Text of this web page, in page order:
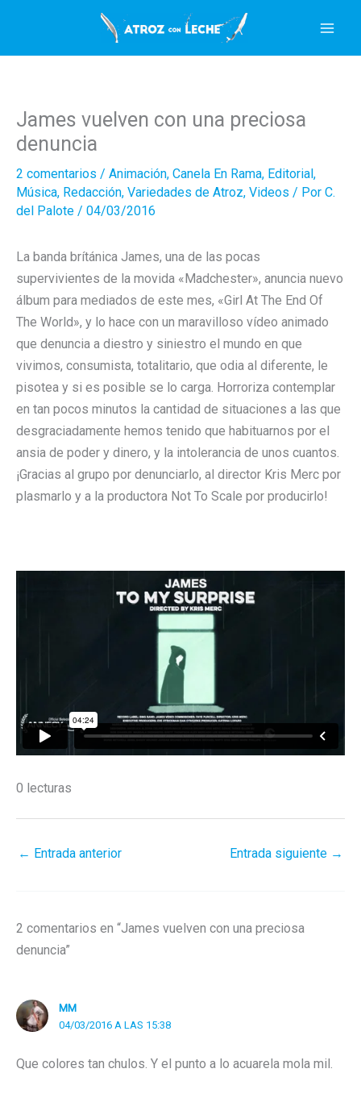
contenido
James vuelven con una preciosa
denuncia
2 comentarios / Animación, Canela En Rama, Editorial,
Música, Redacción, Variedades de Atroz, Videos / Por C.
del Palote / 04/03/2016
La banda brítánica James, una de las pocas
supervivientes de la movida «Madchester», anuncia nuevo
álbum para mediados de este mes, «Girl At The End Of
The World», y lo hace con un maravilloso vídeo animado
que denuncia a diestro y siniestro el mundo en que
vivimos, consumista, totalitario, que odia al diferente, le
pisotea y si es posible se lo carga. Horroriza contemplar
en tan pocos minutos la cantidad de situaciones a las que
desgraciadamente hemos tenido que habituarnos por el
ansia de poder y dinero, y la intolerancia de unos cuantos.
¡Gracias al grupo por denunciarlo, al director Kris Merc por
plasmarlo y a la productora Not To Scale por producirlo!
0 lecturas
← Entrada anterior Entrada siguiente →
2 comentarios en “James vuelven con una preciosa
denuncia”
MM
04/03/2016 A LAS 15:38
Que colores tan chulos. Y el punto a lo acuarela mola mil.